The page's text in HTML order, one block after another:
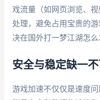
戏流量（如网页浏览、
处理，避免占用宝贵的
决在国外打一梦江湖怎
安全与稳定缺一
游戏加速不仅仅是速度